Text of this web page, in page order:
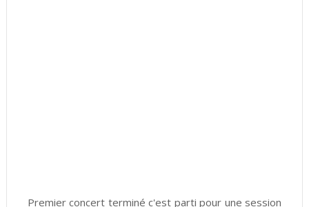
Premier concert terminé c'est parti pour une session